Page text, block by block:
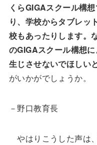
くらGIGAスクール構
り、学校からタブレッ
校もあったりします。
のGIGAスクール構想
生じさせないでほしい
がいかがでしょうか。
－野口教育長
やはりこうした声は